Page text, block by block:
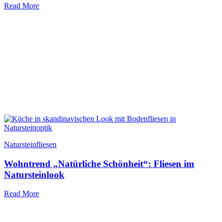
Read More
Natursteinfliesen
Wohntrend „Natürliche Schönheit“: Fliesen im
Natursteinlook
Read More